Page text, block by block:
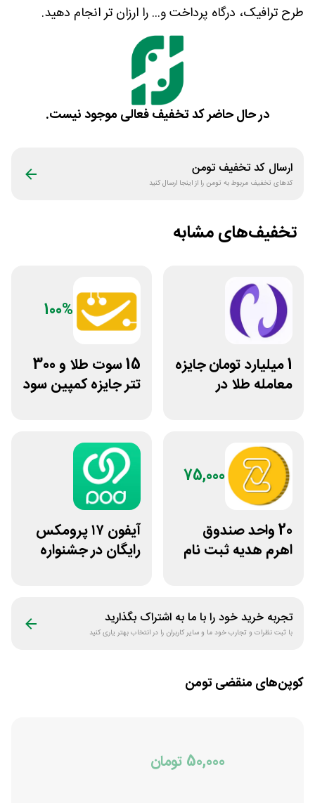
طرح ترافیک، درگاه پرداخت و... را ارزان تر انجام دهید.
در حال حاضر کد تخفیف فعالی موجود نیست.
ارسال کد تخفیفتومن
کدهای تخفیف مربوط به تومن را از اینجا ارسال کنید
تخفیف‌های مشابه
1 میلیارد تومان جایزه
معامله طلا در
100%
15 سوت طلا و 300
تتر جایزه کمپین سود
75,000
20 واحد صندوق
اهرم هدیه ثبت نام
آیفون ۱۷ پرومکس
رایگان در جشنواره
تجربه خرید خود را با ما به اشتراک بگذارید
با ثبت نظرات و تجارب خود ما و سایر کاربران را در انتخاب بهتر یاری کنید
کوپن‌های منقضیتومن
50,000 تومان